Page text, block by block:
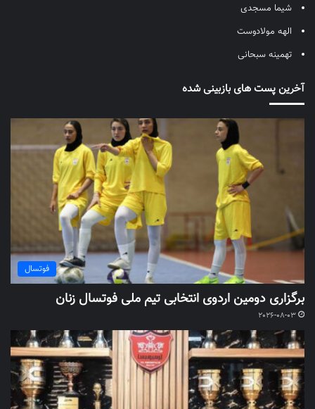
شیما مسجدی
الهه مولادوست
تهمینه سبحانی
آخرین پست های بازبینی شده
فوتسال
برگزاری دومین اردوی انتخابی تیم ملی فوتسال زنان
2026-08-03